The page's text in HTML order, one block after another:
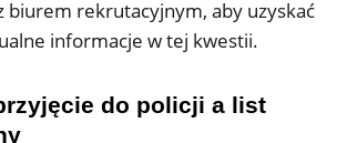
biurem rekrutacyjnym, aby uzyskać
informacje w tej kwestii.
do policji a list